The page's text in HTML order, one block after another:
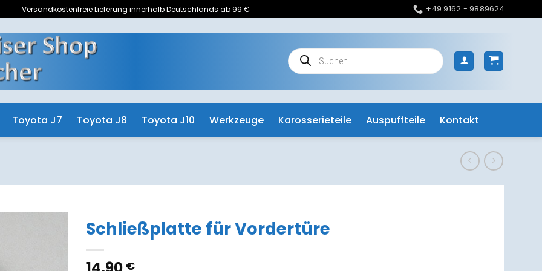
Versandkostenfreie Lieferung innerhalb Deutschlands ab 99 € +49 9162 - 9889624
Products
search
Toyota J7 Toyota J8 Toyota J10 Werkzeuge Karosserieteile Auspuffteile Kontakt
Schließplatte für Vordertüre
€